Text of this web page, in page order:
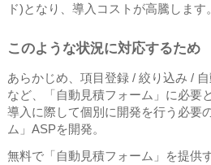
ド)となり、導入コストが高騰します。
このような状況に対応するため
あらかじめ、項目登録 / 絞り込み /
など、「自動見積フォーム」に必要
導入に際して個別に開発を行う必要
ム」ASPを開発。
無料で「自動見積フォーム」を提供